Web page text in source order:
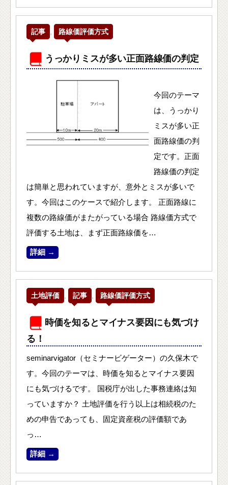
記事 路線価評価方式
うっかりミスが多い正面路線価の判定
今回のテーマ
は、うっかり
ミスが多い正
面路線価の判
定です。正面
路線価の判定
は簡単と思われていますが、意外とミスが多いで
す。今回はこのケースで紹介します。 正面路線に
複数の路線価がまたがっている場合 路線価方式で
評価する土地は、まず正面路線価を…
詳細 →
土地評価 記事 路線価評価方式
時価を知るとマイナス要因にも気づけ
る！
seminarvigator（セミナービゲーター）の久保木で
す。今回のテーマは、時価を知るとマイナス要因
にも気づけるです。 国税庁が出した事務連絡は知
っていますか？ 土地評価を行う以上は相続税のた
めの申告であっても、固定資産税の評価額であ
っ…
詳細 →